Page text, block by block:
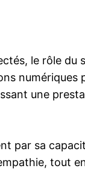
le rôle du
une
par sa
tout